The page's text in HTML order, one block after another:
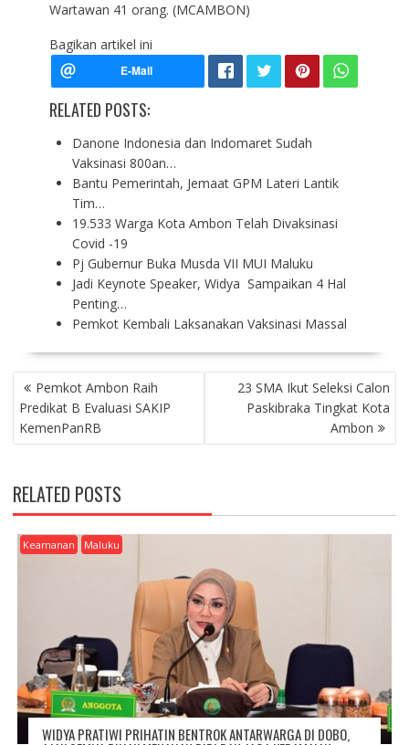
Wartawan 41 orang. (MCAMBON)
Bagikan artikel ini
RELATED POSTS:
Danone Indonesia dan Indomaret Sudah
Vaksinasi 800an…
Bantu Pemerintah, Jemaat GPM Lateri Lantik
Tim…
19.533 Warga Kota Ambon Telah Divaksinasi
Covid -19
Pj Gubernur Buka Musda VII MUI Maluku
Jadi Keynote Speaker, Widya Sampaikan 4 Hal
Penting…
Pemkot Kembali Laksanakan Vaksinasi Massal
P
O
S
T
A
V
I
G
A
Pemkot Ambon Raih
Predikat B Evaluasi SAKIP
KemenPanRB
23 SMA Ikut Seleksi Calon
Paskibraka Tingkat Kota
Ambon
RELATED POSTS
Keamanan Maluku
WIDYA PRATIWI PRIHATIN BENTROK ANTARWARGA DI DOBO,